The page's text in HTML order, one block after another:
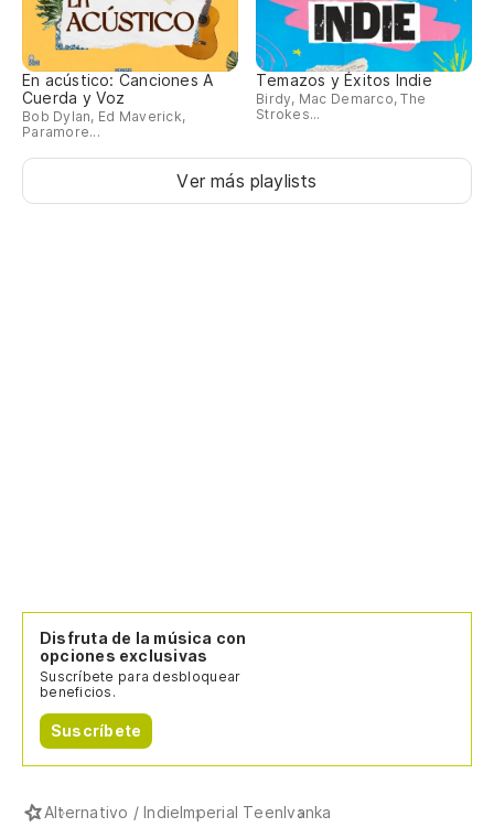
En acústico: Canciones A
Cuerda y Voz
Bob Dylan, Ed Maverick,
Paramore...
Temazos y Éxitos Indie
Birdy, Mac Demarco, The
Strokes...
Ver más playlists
Disfruta de la música con
opciones exclusivas
Suscríbete para desbloquear
beneficios.
Suscríbete
Alternativo / IndieImperial TeenIvanka